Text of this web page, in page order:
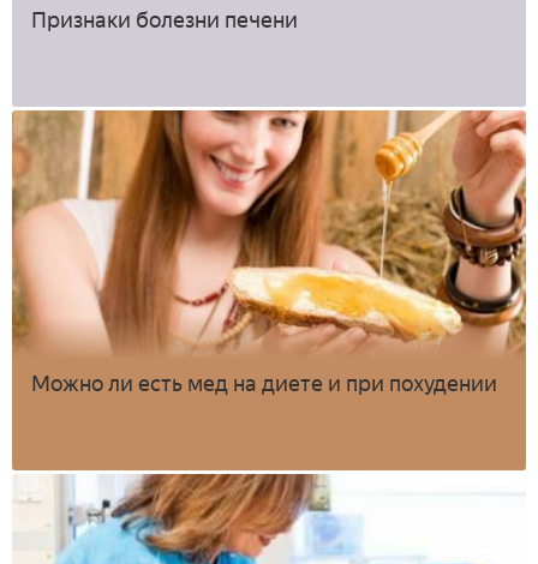
Признаки болезни печени
Можно ли есть мед на диете и при похудении